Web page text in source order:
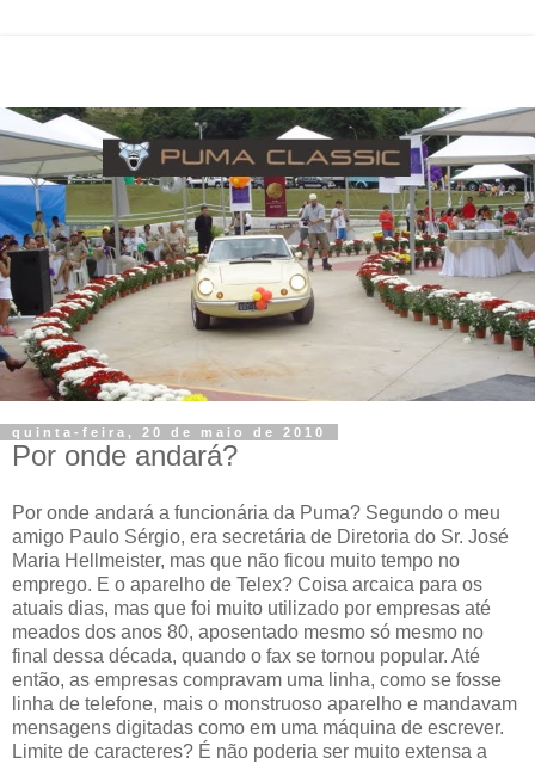
quinta-feira, 20 de maio de 2010
Por onde andará?
Por onde andará a funcionária da Puma? Segundo o meu
amigo Paulo Sérgio, era secretária de Diretoria do Sr. José
Maria Hellmeister, mas que não ficou muito tempo no
emprego. E o aparelho de Telex? Coisa arcaica para os
atuais dias, mas que foi muito utilizado por empresas até
meados dos anos 80, aposentado mesmo só mesmo no
final dessa década, quando o fax se tornou popular. Até
então, as empresas compravam uma linha, como se fosse
linha de telefone, mais o monstruoso aparelho e mandavam
mensagens digitadas como em uma máquina de escrever.
Limite de caracteres? É não poderia ser muito extensa a